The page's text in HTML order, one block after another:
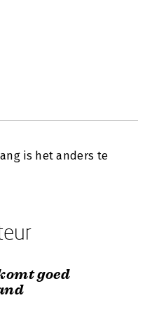
is het anders te
goed